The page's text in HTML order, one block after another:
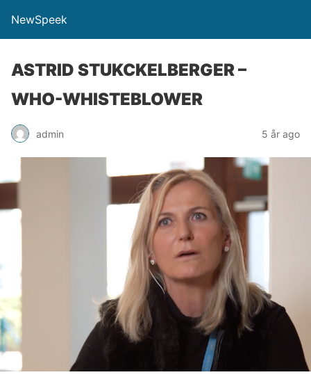
NewSpeek
ASTRID STUKCKELBERGER –
WHO-WHISTEBLOWER
admin 5 år ago